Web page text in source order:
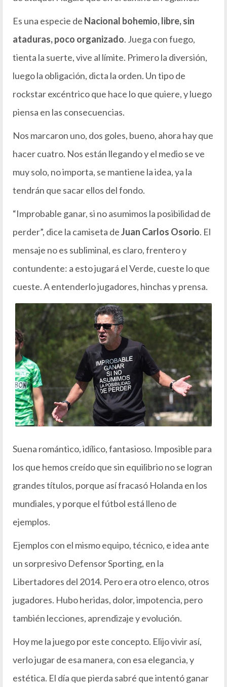
Es una especie de Nacional bohemio, libre, sin
ataduras, poco organizado. Juega con fuego,
tienta la suerte, vive al límite. Primero la diversión,
luego la obligación, dicta la orden. Un tipo de
rockstar excéntrico que hace lo que quiere, y luego
piensa en las consecuencias.
Nos marcaron uno, dos goles, bueno, ahora hay que
hacer cuatro. Nos están llegando y el medio se ve
muy solo, no importa, se mantiene la idea, ya la
tendrán que sacar ellos del fondo.
“Improbable ganar, si no asumimos la posibilidad de
perder”, dice la camiseta deJuan Carlos Osorio. El
mensaje no es subliminal, es claro, frentero y
contundente: a esto jugará el Verde, cueste lo que
cueste. A entenderlo jugadores, hinchas y prensa.
Suena romántico, idílico, fantasioso. Imposible para
los que hemos creído que sin equilibrio no se logran
grandes títulos, porque así fracasó Holanda en los
mundiales, y porque el fútbol está lleno de
ejemplos.
Ejemplos con el mismo equipo, técnico, e idea ante
un sorpresivo Defensor Sporting, en la
Libertadores del 2014. Pero era otro elenco, otros
jugadores. Hubo heridas, dolor, impotencia, pero
también lecciones, aprendizaje y evolución.
Hoy me la juego por este concepto. Elijo vivir así,
verlo jugar de esa manera, con esa elegancia, y
estética. El día que pierda sabré que intentó ganar